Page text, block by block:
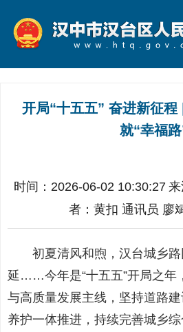
开局“十五五” 奋进新征程
就“幸福路
时间：2026-06-02 10:30:27 来
者： 黄扣 通讯员 廖
初夏清风和煦，汉台城乡路
延……今年是“十五五”开局之年
与高质量发展主线，坚持道路
养护一体推进，持续完善城乡